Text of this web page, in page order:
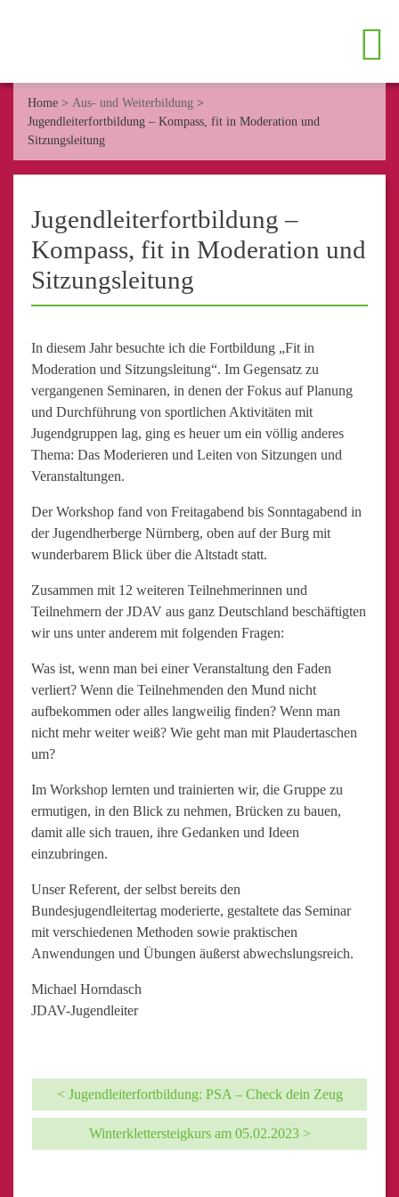
Home > Aus- und Weiterbildung >
Jugendleiterfortbildung – Kompass, fit in Moderation und
Sitzungsleitung
Jugendleiterfortbildung –
Kompass, fit in Moderation und
Sitzungsleitung
In diesem Jahr besuchte ich die Fortbildung „Fit in
Moderation und Sitzungsleitung“. Im Gegensatz zu
vergangenen Seminaren, in denen der Fokus auf Planung
und Durchführung von sportlichen Aktivitäten mit
Jugendgruppen lag, ging es heuer um ein völlig anderes
Thema: Das Moderieren und Leiten von Sitzungen und
Veranstaltungen.
Der Workshop fand von Freitagabend bis Sonntagabend in
der Jugendherberge Nürnberg, oben auf der Burg mit
wunderbarem Blick über die Altstadt statt.
Zusammen mit 12 weiteren Teilnehmerinnen und
Teilnehmern der JDAV aus ganz Deutschland beschäftigten
wir uns unter anderem mit folgenden Fragen:
Was ist, wenn man bei einer Veranstaltung den Faden
verliert? Wenn die Teilnehmenden den Mund nicht
aufbekommen oder alles langweilig finden? Wenn man
nicht mehr weiter weiß? Wie geht man mit Plaudertaschen
um?
Im Workshop lernten und trainierten wir, die Gruppe zu
ermutigen, in den Blick zu nehmen, Brücken zu bauen,
damit alle sich trauen, ihre Gedanken und Ideen
einzubringen.
Unser Referent, der selbst bereits den
Bundesjugendleitertag moderierte, gestaltete das Seminar
mit verschiedenen Methoden sowie praktischen
Anwendungen und Übungen äußerst abwechslungsreich.
Michael Horndasch
JDAV-Jugendleiter
< Jugendleiterfortbildung: PSA – Check dein Zeug
Winterklettersteigkurs am 05.02.2023 >